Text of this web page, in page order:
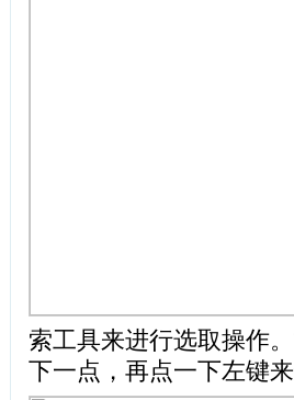
索工具来进行选取操作
下一点，再点一下左键来